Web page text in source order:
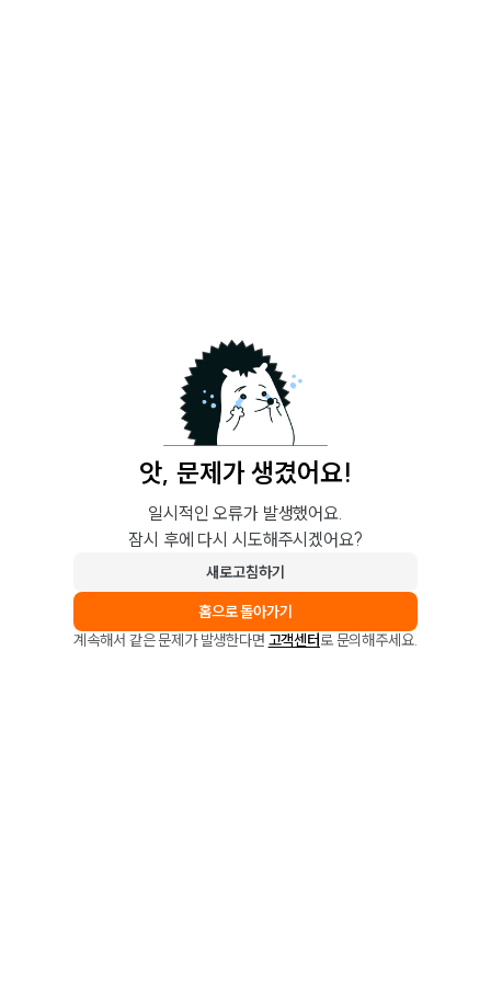
앗, 문제가 생겼어요!
일시적인 오류가 발생했어요.
잠시 후에 다시 시도해주시겠어요?
새로고침하기
홈으로 돌아가기
계속해서 같은 문제가 발생한다면 고객센터로 문의해주세요.